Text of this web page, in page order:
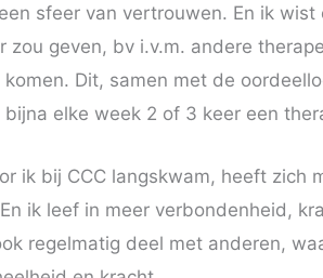
sfeer van vertrouwen. En ik
zou geven, bv i.v.m. andere
Dit, samen met de
elke week 2 of 3 keer een
ik bij CCC langskwam, heeft
ik leef in meer verbondenheid,
regelmatig deel met anderen,